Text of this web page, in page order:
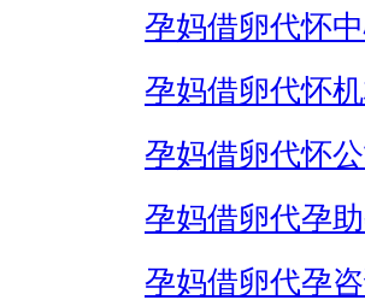
孕妈借卵代怀
孕妈借卵代怀
孕妈借卵代怀公
孕妈借卵代孕
孕妈借卵代孕